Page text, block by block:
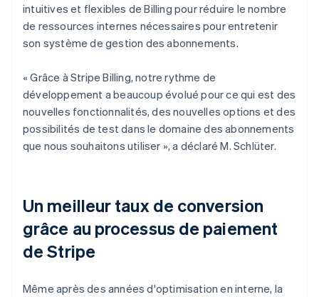
intuitives et flexibles de Billing pour réduire le nombre
de ressources internes nécessaires pour entretenir
son système de gestion des abonnements.
« Grâce à Stripe Billing, notre rythme de
développement a beaucoup évolué pour ce qui est des
nouvelles fonctionnalités, des nouvelles options et des
possibilités de test dans le domaine des abonnements
que nous souhaitons utiliser », a déclaré M. Schlüter.
Un meilleur taux de conversion
grâce au processus de paiement
de Stripe
Même après des années d'optimisation en interne, la